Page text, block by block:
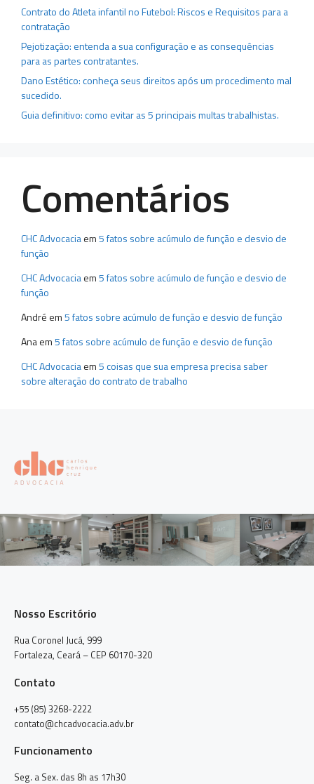
Contrato do Atleta infantil no Futebol: Riscos e Requisitos para a
contratação
Pejotização: entenda a sua configuração e as consequências
para as partes contratantes.
Dano Estético: conheça seus direitos após um procedimento mal
sucedido.
Guia definitivo: como evitar as 5 principais multas trabalhistas.
Comentários
CHC Advocaciaem5 fatos sobre acúmulo de função e desvio de
função
CHC Advocaciaem5 fatos sobre acúmulo de função e desvio de
função
André em5 fatos sobre acúmulo de função e desvio de função
Anaem5 fatos sobre acúmulo de função e desvio de função
CHC Advocaciaem5 coisas que sua empresa precisa saber
sobre alteração do contrato de trabalho
Nosso Escritório
Rua Coronel Jucá, 999
Fortaleza, Ceará – CEP 60170-320
Contato
+55 (85) 3268-2222
contato@chcadvocacia.adv.br
Funcionamento
Seg. a Sex. das 8h as 17h30